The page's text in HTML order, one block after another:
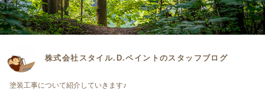
株式会社スタイル.D.ペイントのスタッフブログ
塗装工事について紹介していきます♪